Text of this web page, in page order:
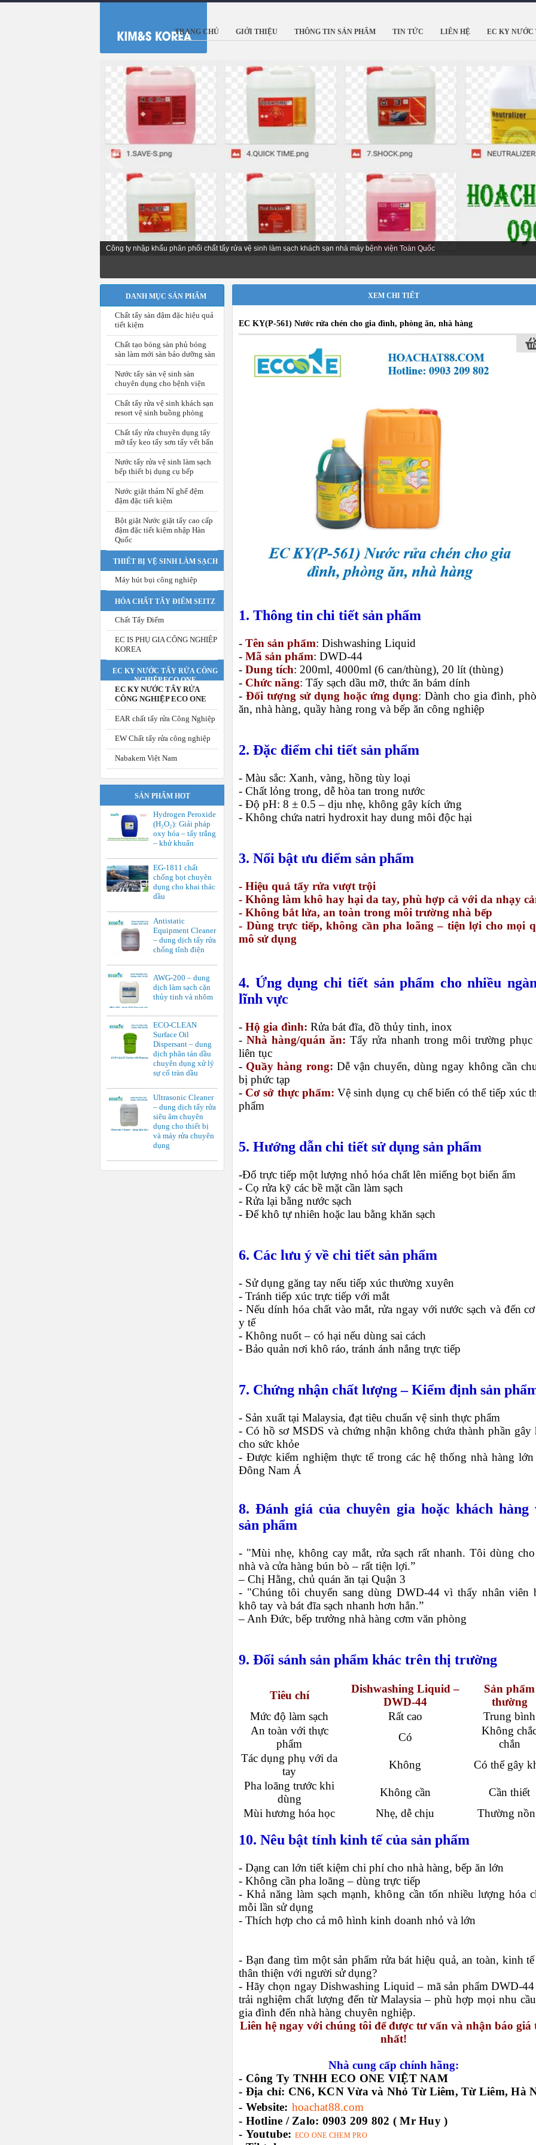
TRANG CHỦ GIỚI THIỆU THÔNG TIN SẢN PHẨM TIN TỨC LIÊN HỆ EC KY NƯỚC
Nhà sản xuất chất vệ sinh làm sạch số hàng đầu Hàn Quốc với hơn 45 Năm kinh nghiệm
DANH MỤC SẢN PHẨM
Chất tẩy sàn đậm đặc hiệu quả
tiết kiệm
Chất tạo bóng sàn phủ bóng
sàn làm mới sàn bảo dưỡng sàn
Nước tẩy sàn vệ sinh sàn
chuyên dụng cho bệnh viện
Chất tẩy rửa vệ sinh khách sạn
resort vệ sinh buồng phòng
Chất tẩy rửa chuyên dụng tẩy
mỡ tẩy keo tẩy sơn tẩy vết bẩn
Nước tẩy rửa vệ sinh làm sạch
bếp thiết bị dụng cụ bếp
Nước giặt thảm Nỉ ghế đệm
đậm đặc tiết kiệm
Bột giặt Nước giặt tẩy cao cấp
đậm đặc tiết kiệm nhập Hàn
Quốc
THIẾT BỊ VỆ SINH LÀM SẠCH
Máy hút bụi công nghiệp
HÓA CHẤT TẨY ĐIỂM SEITZ
Chất Tẩy Điểm
EC IS PHỤ GIA CÔNG NGHIỆP
KOREA
EC KY NƯỚC TẨY RỬA CÔNG
NGHIỆP ECO ONE
EC KY NƯỚC TẨY RỬA
CÔNG NGHIỆP ECO ONE
EAR chất tẩy rửa Công Nghiệp
EW Chất tẩy rửa công nghiệp
Nabakem Việt Nam
SẢN PHẨM HOT
Hydrogen Peroxide
(H₂O₂): Giải pháp
oxy hóa – tẩy trắng
– khử khuẩn
EG-1811 chất
chống bọt chuyên
dụng cho khai thác
dầu
Antistatic
Equipment Cleaner
– dung dịch tẩy rửa
chống tĩnh điện
AWG-200 – dung
dịch làm sạch cặn
thủy tinh và nhôm
ECO-CLEAN
Surface Oil
Dispersant – dung
dịch phân tán dầu
chuyên dụng xử lý
sự cố tràn dầu
Ultrasonic Cleaner
– dung dịch tẩy rửa
siêu âm chuyên
dụng cho thiết bị
và máy rửa chuyên
dụng
XEM CHI TIẾT
EC KY(P-561) Nước rửa chén cho gia đình, phòng ăn, nhà hàng
1. Thông tin chi tiết sản phẩm
- Tên sản phẩm: Dishwashing Liquid
- Mã sản phẩm: DWD-44
- Dung tích: 200ml, 4000ml (6 can/thùng), 20 lít (thùng)
- Chức năng: Tẩy sạch dầu mỡ, thức ăn bám dính
- Đối tượng sử dụng hoặc ứng dụng: Dành cho gia đình,
ăn, nhà hàng, quầy hàng rong và bếp ăn công nghiệp
2. Đặc điểm chi tiết sản phẩm
- Màu sắc: Xanh, vàng, hồng tùy loại
- Chất lỏng trong, dễ hòa tan trong nước
- Độ pH: 8 ± 0.5 – dịu nhẹ, không gây kích ứng
- Không chứa natri hydroxit hay dung môi độc hại
3. Nổi bật ưu điểm sản phẩm
- Hiệu quả tẩy rửa vượt trội
- Không làm khô hay hại da tay, phù hợp cả với da nhạy
- Không bắt lửa, an toàn trong môi trường nhà bếp
- Dùng trực tiếp, không cần pha loãng – tiện lợi cho mọi
mô sử dụng
4. Ứng dụng chi tiết sản phẩm cho nhiều
lĩnh vực
- Hộ gia đình: Rửa bát đĩa, đồ thủy tinh, inox
-Nhà hàng/quán ăn: Tẩy rửa nhanh trong môi trường phục
liên tục
- Quầy hàng rong: Dễ vận chuyển, dùng ngay không cần
bị phức tạp
- Cơ sở thực phẩm: Vệ sinh dụng cụ chế biến có thể tiếp xúc
phẩm
5. Hướng dẫn chi tiết sử dụng sản phẩm
-Đổ trực tiếp một lượng nhỏ hóa chất lên miếng bọt biển ẩm
- Cọ rửa kỹ các bề mặt cần làm sạch
- Rửa lại bằng nước sạch
- Để khô tự nhiên hoặc lau bằng khăn sạch
6. Các lưu ý về chi tiết sản phẩm
- Sử dụng găng tay nếu tiếp xúc thường xuyên
- Tránh tiếp xúc trực tiếp với mắt
- Nếu dính hóa chất vào mắt, rửa ngay với nước sạch và đến
y tế
- Không nuốt – có hại nếu dùng sai cách
- Bảo quản nơi khô ráo, tránh ánh nắng trực tiếp
7. Chứng nhận chất lượng – Kiểm định sản
- Sản xuất tại Malaysia, đạt tiêu chuẩn vệ sinh thực phẩm
- Có hồ sơ MSDS và chứng nhận không chứa thành phần gây
cho sức khỏe
- Được kiểm nghiệm thực tế trong các hệ thống nhà hàng
Đông Nam Á
8. Đánh giá của chuyên gia hoặc khách hàng
sản phẩm
- "Mùi nhẹ, không cay mắt, rửa sạch rất nhanh. Tôi dùng
nhà và cửa hàng bún bò – rất tiện lợi.”
– Chị Hằng, chủ quán ăn tại Quận 3
- "Chúng tôi chuyển sang dùng DWD-44 vì thấy nhân viên
khô tay và bát đĩa sạch nhanh hơn hẳn.”
– Anh Đức, bếp trưởng nhà hàng cơm văn phòng
9. Đối sánh sản phẩm khác trên thị trường
Tiêu chí
Dishwashing Liquid –
DWD-44
Sản phẩm
thường
Mức độ làm sạch
Rất cao
Trung bình
An toàn với thực
phẩm
Có
Không
chắn
Tác dụng phụ với da
tay
Không
Có thể gây
Pha loãng trước khi
dùng
Không cần
Cần thiết
Mùi hương hóa học
Nhẹ, dễ chịu Thường
10. Nêu bật tính kinh tế của sản phẩm
- Dạng can lớn tiết kiệm chi phí cho nhà hàng, bếp ăn lớn
- Không cần pha loãng – dùng trực tiếp
- Khả năng làm sạch mạnh, không cần tốn nhiều lượng hóa
mỗi lần sử dụng
- Thích hợp cho cả mô hình kinh doanh nhỏ và lớn
- Bạn đang tìm một sản phẩm rửa bát hiệu quả, an toàn, kinh
thân thiện với người sử dụng?
- Hãy chọn ngay Dishwashing Liquid – mã sản phẩm DWD-44
trải nghiệm chất lượng đến từ Malaysia – phù hợp mọi nhu
gia đình đến nhà hàng chuyên nghiệp.
Liên hệ ngay với chúng tôi để được tư vấn và nhận báo giá
nhất!
Nhà cung cấp chính hãng:
- Công Ty TNHH ECO ONE VIỆT NAM
- Địa chỉ: CN6, KCN Vừa và Nhỏ Từ Liêm, Từ Liêm, Hà
- Website: hoachat88.com
- Hotline / Zalo: 0903 209 802 ( Mr Huy )
- Youtube: ECO ONE CHEM PRO